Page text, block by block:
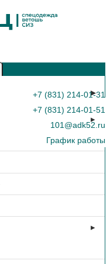
+7 (831) 214-01-31
+7 (831) 214-01-51
101@adk52.ru
График работы
утеп. «Актив», тк. флис,